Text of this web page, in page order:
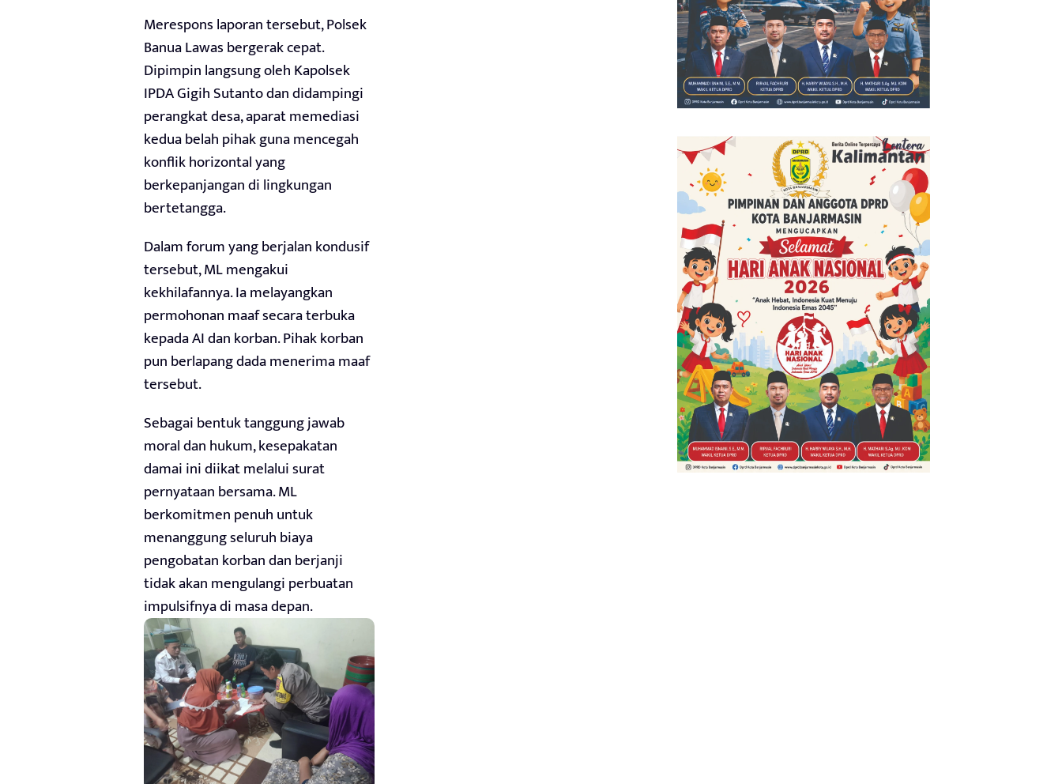
Merespons laporan tersebut, Polsek
Banua Lawas bergerak cepat.
Dipimpin langsung oleh Kapolsek
IPDA Gigih Sutanto dan didampingi
perangkat desa, aparat memediasi
kedua belah pihak guna mencegah
konflik horizontal yang
berkepanjangan di lingkungan
bertetangga.
Dalam forum yang berjalan kondusif
tersebut, ML mengakui
kekhilafannya. Ia melayangkan
permohonan maaf secara terbuka
kepada AI dan korban. Pihak korban
pun berlapang dada menerima maaf
tersebut.
Sebagai bentuk tanggung jawab
moral dan hukum, kesepakatan
damai ini diikat melalui surat
pernyataan bersama. ML
berkomitmen penuh untuk
menanggung seluruh biaya
pengobatan korban dan berjanji
tidak akan mengulangi perbuatan
impulsifnya di masa depan.